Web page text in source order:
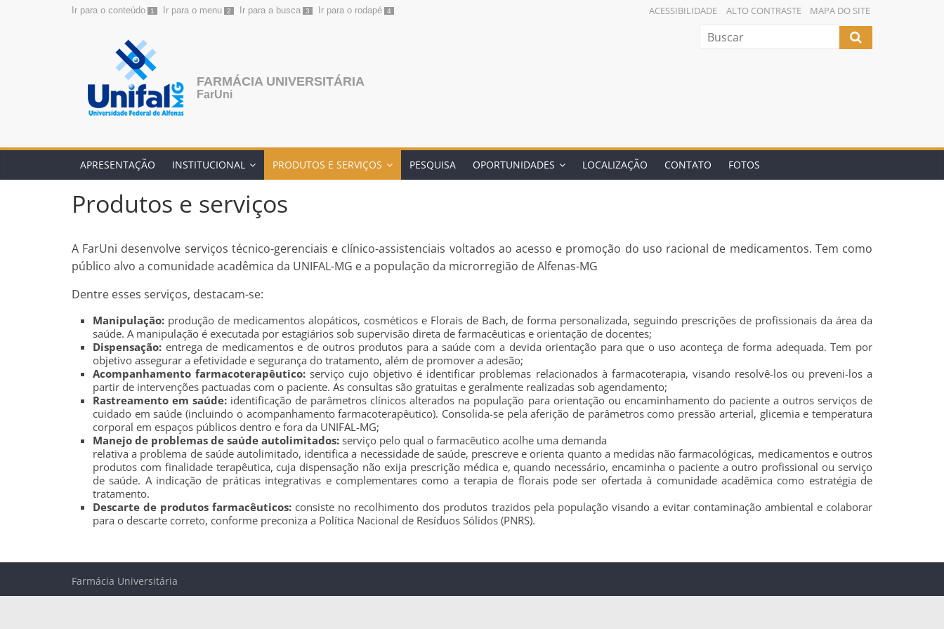
Ir para o conteúdo 1 Ir para o menu 2 Ir para a busca 3 Ir para o rodapé 4 ACESSIBILIDADE ALTO CONTRASTE MAPA DO SITE
FARMÁCIA UNIVERSITÁRIA
FarUni
APRESENTAÇÃO INSTITUCIONAL PRODUTOS E SERVIÇOS PESQUISA OPORTUNIDADES LOCALIZAÇÃO CONTATO FOTOS
Produtos e serviços
A FarUni desenvolve serviços técnico-gerenciais e clínico-assistenciais voltados ao acesso e promoção do uso racional de medicamentos. Tem como
público alvo a comunidade acadêmica da UNIFAL-MG e a população da microrregião de Alfenas-MG
Dentre esses serviços, destacam-se:
Manipulação: produção de medicamentos alopáticos, cosméticos e Florais de Bach, de forma personalizada, seguindo prescrições de profissionais da área da
saúde. A manipulação é executada por estagiários sob supervisão direta de farmacêuticas e orientação de docentes;
Dispensação: entrega de medicamentos e de outros produtos para a saúde com a devida orientação para que o uso aconteça de forma adequada. Tem por
objetivo assegurar a efetividade e segurança do tratamento, além de promover a adesão;
Acompanhamento farmacoterapêutico: serviço cujo objetivo é identificar problemas relacionados à farmacoterapia, visando resolvê-los ou preveni-los a
partir de intervenções pactuadas com o paciente. As consultas são gratuitas e geralmente realizadas sob agendamento;
Rastreamento em saúde: identificação de parâmetros clínicos alterados na população para orientação ou encaminhamento do paciente a outros serviços de
cuidado em saúde (incluindo o acompanhamento farmacoterapêutico). Consolida-se pela aferição de parâmetros como pressão arterial, glicemia e temperatura
corporal em espaços públicos dentro e fora da UNIFAL-MG;
Manejo de problemas de saúde autolimitados: serviço pelo qual o farmacêutico acolhe uma demanda
relativa a problema de saúde autolimitado, identifica a necessidade de saúde, prescreve e orienta quanto a medidas não farmacológicas, medicamentos e outros
produtos com finalidade terapêutica, cuja dispensação não exija prescrição médica e, quando necessário, encaminha o paciente a outro profissional ou serviço
de saúde. A indicação de práticas integrativas e complementares como a terapia de florais pode ser ofertada à comunidade acadêmica como estratégia de
tratamento.
Descarte de produtos farmacêuticos: consiste no recolhimento dos produtos trazidos pela população visando a evitar contaminação ambiental e colaborar
para o descarte correto, conforme preconiza a Política Nacional de Resíduos Sólidos (PNRS).
Farmácia Universitária